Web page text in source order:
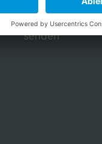
Anfrage direkt
senden